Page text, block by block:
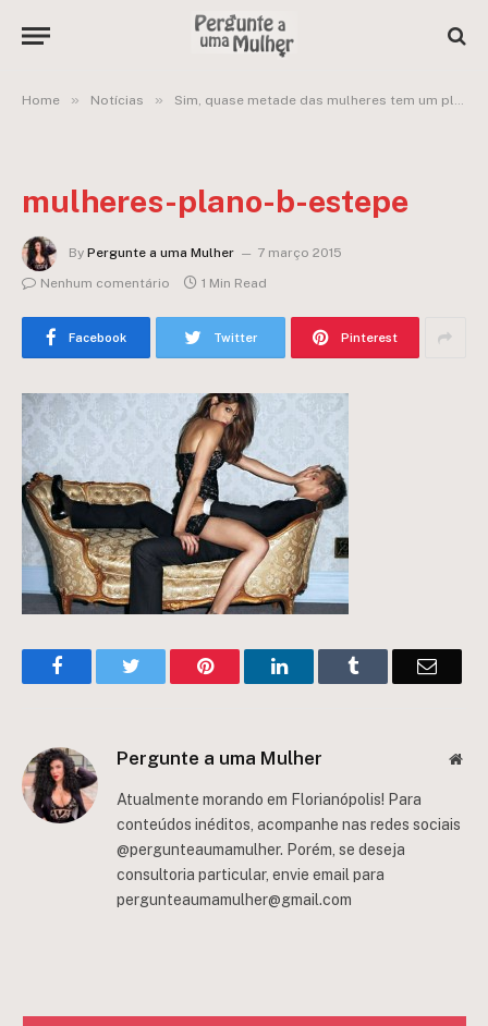
Home » Notícias » Sim, quase metade das mulheres tem um plano “B”, diz pesquisa
mulheres-plano-b-estepe
By Pergunte a uma Mulher
7 março 2015
Nenhum comentário
1 Min Read
Facebook Twitter Pinterest
FacebookTwitter Pinterest LinkedInTumblr Email
Pergunte a uma Mulher
Atualmente morando em Florianópolis! Para
conteúdos inéditos, acompanhe nas redes sociais
@pergunteaumamulher. Porém, se deseja
consultoria particular, envie email para
pergunteaumamulher@gmail.com